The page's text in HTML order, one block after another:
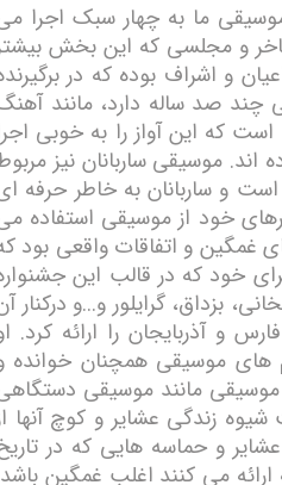
ما به چهار سبک اجرا
و مجلسی که این بخش
و اشراف بوده که در
صد ساله دارد، مانند
که این آواز را به خوبی
موسیقی ساربانان نیز
و ساربانان به خاطر حرفه
خود از موسیقی استفاده
غمگین و اتفاقات واقعی بود
خود که در قالب این
بزداق، گرایلور و...و درکنار
و آذربایجان را ارائه کرد.
های موسیقی همچنان خوانده
مانند موسیقی
زندگی عشایر و کوچ آنها
و حماسه هایی که در
می کنند اغلب غمگین